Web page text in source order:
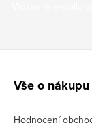
Vše o nákupu
Hodnocení